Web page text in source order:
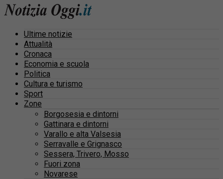
Ultime notizie
Attualità
Cronaca
Economia e scuola
Politica
Cultura e turismo
Sport
Zone
Borgosesia e dintorni
Gattinara e dintorni
Varallo e alta Valsesia
Serravalle e Grignasco
Sessera, Trivero, Mosso
Fuori zona
Novarese